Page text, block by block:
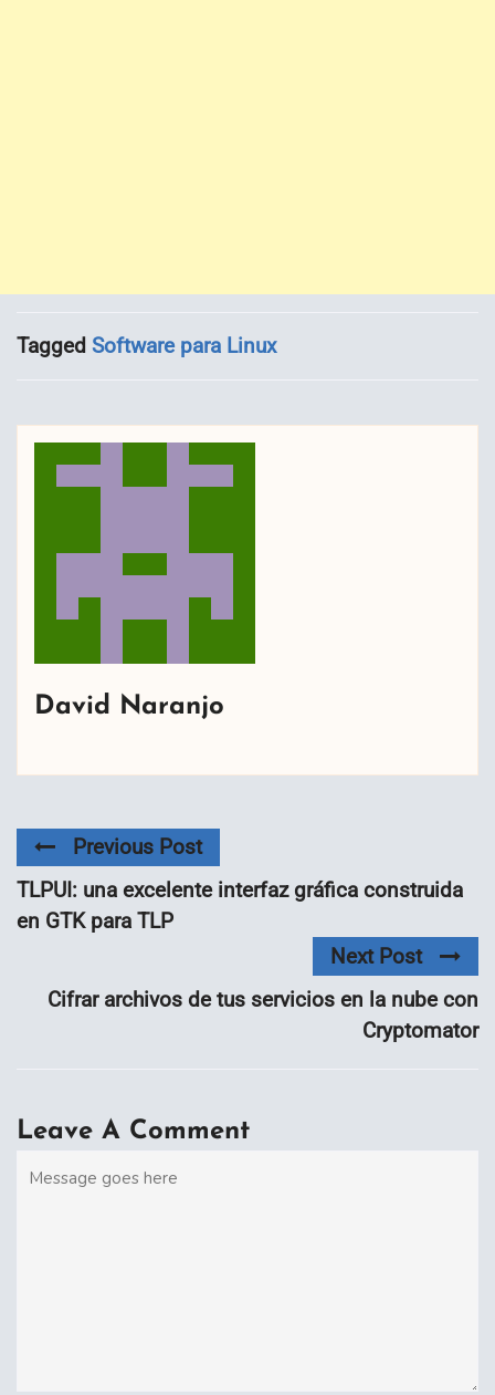
Tagged Software para Linux
David Naranjo
Previous Post
TLPUI: una excelente interfaz gráfica construida
en GTK para TLP
Next Post
Cifrar archivos de tus servicios en la nube con
Cryptomator
Leave A Comment